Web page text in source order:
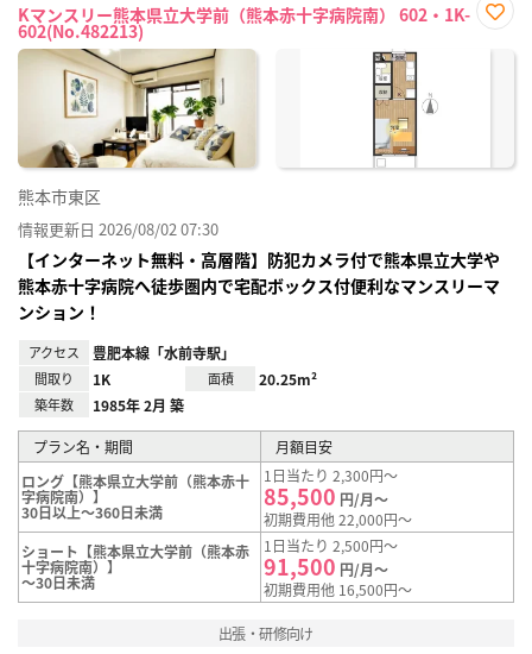
Kマンスリー熊本県立大学前（熊本赤十字病院南） 602・1K-
602(No.482213)
に入
熊本市東区
情報更新日 2026/08/02 07:30
【インターネット無料・高層階】防犯カメラ付で熊本県立大学や
熊本赤十字病院へ徒歩圏内で宅配ボックス付便利なマンスリーマ
ンション！
アクセス 豊肥本線「水前寺駅」
間取り 1K 面積 20.25m²
築年数 1985年 2月 築
プラン名・期間
月額目安
ロング【熊本県立大学前（熊本赤十
字病院南）】
30日以上～360日未満
1日当たり 2,300円～
85,500 円/月～
初期費用他 22,000円～
ショート【熊本県立大学前（熊本赤
十字病院南）】
～30日未満
1日当たり 2,500円～
91,500 円/月～
初期費用他 16,500円～
出張・研修向け